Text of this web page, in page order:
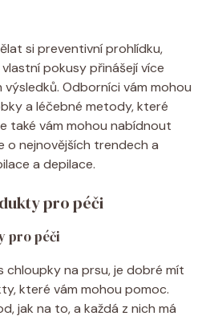
si preventivní prohlídku,
pokusy přinášejí více
Odborníci vám mohou
a léčebné metody, které
také vám mohou nabídnout
o nejnovějších trendech a
a depilace.
pro péči
pro péči
na prsu, je dobré mít
které vám mohou pomoc.
jak na to, a každá z nich má